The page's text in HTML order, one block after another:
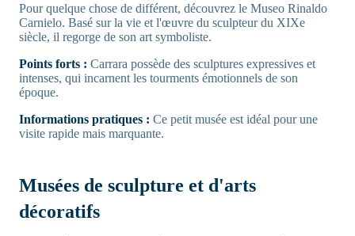
Pour quelque chose de différent, découvrez le Museo Rinaldo
Carnielo. Basé sur la vie et l'œuvre du sculpteur du XIXe
siècle, il regorge de son art symboliste.
Points forts : Carrara possède des sculptures expressives et
intenses, qui incarnent les tourments émotionnels de son
époque.
Informations pratiques : Ce petit musée est idéal pour une
visite rapide mais marquante.
Musées de sculpture et d'arts
décoratifs